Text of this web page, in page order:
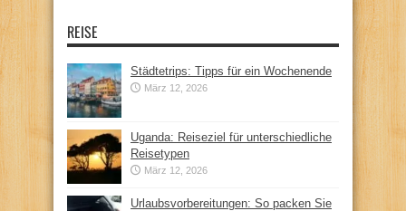
REISE
Städtetrips: Tipps für ein Wochenende
März 12, 2026
Uganda: Reiseziel für unterschiedliche
Reisetypen
März 12, 2026
Urlaubsvorbereitungen: So packen Sie